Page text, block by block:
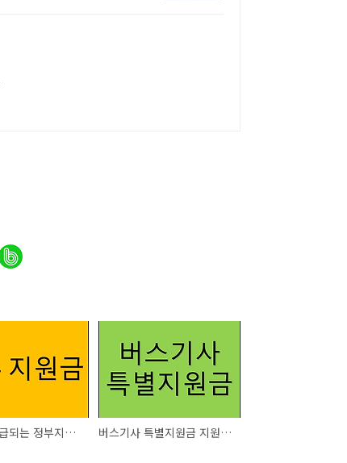
3월부터 지급되는 정부지원금 버스기사 특별지원금 지원대상 신청방법